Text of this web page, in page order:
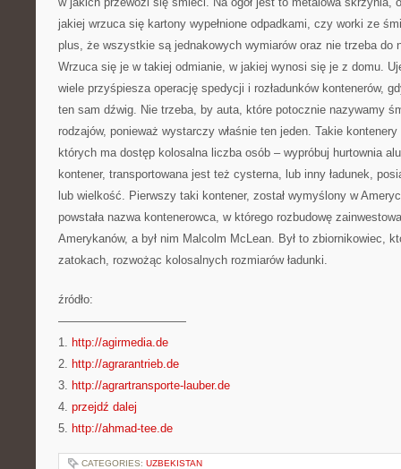
jakiej wrzuca się kartony wypełnione odpadkami, czy worki ze
plus, że wszystkie są jednakowych wymiarów oraz nie trzeba do
Wrzuca się je w takiej odmianie, w jakiej wynosi się je z domu.
wiele przyśpiesza operację spedycji i rozładunków kontenerów,
ten sam dźwig. Nie trzeba, by auta, które potocznie nazywamy
rodzajów, ponieważ wystarczy właśnie ten jeden. Takie
których ma dostęp kolosalna liczba osób – wypróbuj hurtownia
kontener, transportowana jest też cysterna, lub inny ładunek,
lub wielkość. Pierwszy taki kontener, został wymyślony w
powstała nazwa kontenerowca, w którego rozbudowę
Amerykanów, a był nim Malcolm McLean. Był to zbiornikowiec,
zatokach, rozwożąc kolosalnych rozmiarów ładunki.
źródło:
———————————
1. http://agirmedia.de
2. http://agrarantrieb.de
3. http://agrartransporte-lauber.de
4. przejdź dalej
5. http://ahmad-tee.de
CATEGORIES: UZBEKISTAN